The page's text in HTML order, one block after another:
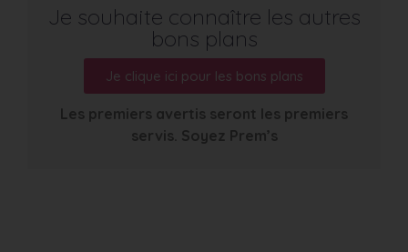
Je souhaite connaître les autres
bons plans
Je clique ici pour les bons plans
Les premiers avertis seront les premiers
servis. Soyez Prem’s